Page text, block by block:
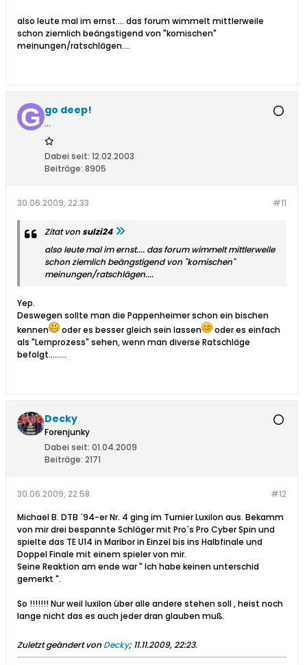
also leute mal im ernst.... das forum wimmelt mittlerweile
schon ziemlich beängstigend von "komischen"
meinungen/ratschlägen....
go deep!
...
Dabei seit: 12.02.2003
Beiträge: 8905
#11
30.06.2009, 22:33
Zitat von sulzi24
also leute mal im ernst.... das forum wimmelt mittlerweile
schon ziemlich beängstigend von "komischen"
meinungen/ratschlägen....
Yep.
Deswegen sollte man die Pappenheimer schon ein bischen
kennen
oder es besser gleich sein lassen
oder es einfach
als "Lernprozess" sehen, wenn man diverse Ratschläge
befolgt.........
Decky
Forenjunky
Dabei seit: 01.04.2009
Beiträge: 2171
#12
30.06.2009, 22:58
Michael B. DTB ´94-er Nr. 4 ging im Turnier Luxilon aus. Bekamm
von mir drei bespannte Schläger mit Pro´s Pro Cyber Spin und
spielte das TE U14 in Maribor in Einzel bis ins Halbfinale und
Doppel Finale mit einem spieler von mir.
Seine Reaktion am ende war " Ich habe keinen unterschid
gemerkt ".
So !!!!!!! Nur weil luxilon über alle andere stehen soll , heist noch
lange nicht das es auch jeder dran glauben muß.
Zuletzt geändert von Decky; 11.11.2009, 22:23.